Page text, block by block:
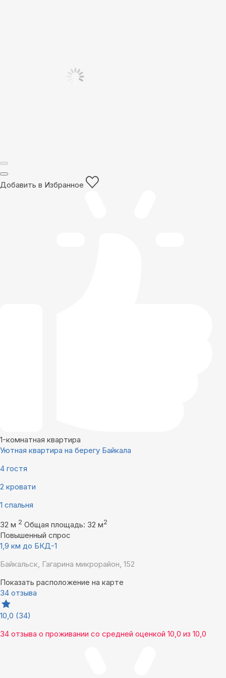
Добавить в Избранное
1-комнатная квартира
Уютная квартира на берегу Байкала
4 гостя
2 кровати
1 спальня
32 м 2 Общая площадь: 32 м2
Повышенный спрос
1,9 км до БКД-1
Байкальск, Гагарина микрорайон, 152
Показать расположение на карте
34 отзыва
10,0 (34)
34 отзыва о проживании со средней оценкой 10,0 из 10,0